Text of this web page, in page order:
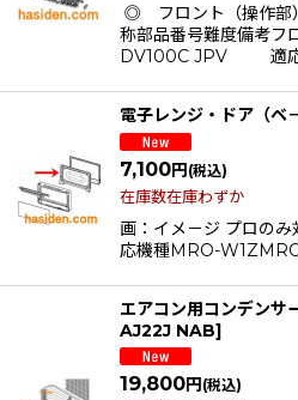
◎ フロント（操作部
称部品番号難度備考フ
DV100C JPV 適応
電子レンジ・ドア（ベ
7,100円 (税込)
在庫数在庫わずか
画：イメ－ジ プロの
応機種MRO-
エアコン用コンデンサ
AJ22J NAB]
19,800円 (税込)